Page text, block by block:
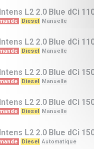
L2 2.0 Blue dCi
Diesel Manuelle
L2 2.0 Blue dCi
Diesel Manuelle
L2 2.0 Blue dCi
Diesel Manuelle
L2 2.0 Blue dCi
Diesel Manuelle
L2 2.0 Blue dCi
Diesel Automatique